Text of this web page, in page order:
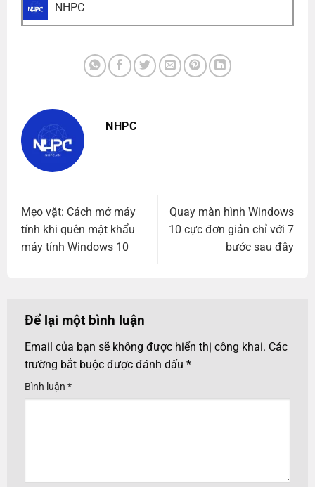
NHPC
NHPC
Mẹo vặt: Cách mở máy
tính khi quên mật khẩu
máy tính Windows 10
Quay màn hình Windows
10 cực đơn giản chỉ với 7
bước sau đây
Để lại một bình luận
Email của bạn sẽ không được hiển thị công khai. Các
trường bắt buộc được đánh dấu *
Bình luận *